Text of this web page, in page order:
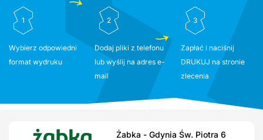
1
Wybierz odpowiedni
format wydruku
2
Dodaj pliki z telefonu
lub wyślij na adres e-
mail
3
Zapłać i naciśnij
DRUKUJ na stronie
zlecenia
Żabka - Gdynia Św. Piotra 6